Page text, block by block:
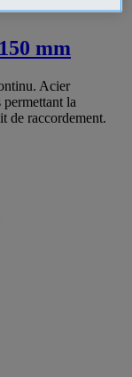
mm
Acier
la
de raccordement.